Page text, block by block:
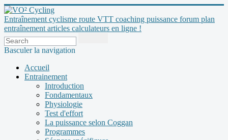
Entraînement cyclisme route VTT coaching puissance forum plan
entraînement articles calculateurs en ligne !
Basculer la navigation
Accueil
Entrainement
Introduction
Fondamentaux
Physiologie
Test d'effort
La puissance selon Coggan
Programmes